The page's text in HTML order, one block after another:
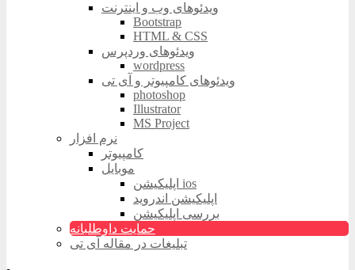
ویدئوهای وب و اینترنت
Bootstrap
HTML & CSS
ویدئوهای وردپرس
wordpress
ویدئوهای کامپیوتر و آی تی
photoshop
Illustrator
MS Project
نرم افزار
کامپیوتر
موبایل
اپلیکیشن ios
اپلیکیشن اندروید
بررسی اپلیکیشن
حمایت داوطلبانه
تبلیغات در مقاله آی تی